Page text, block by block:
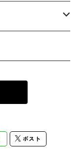
ポスト